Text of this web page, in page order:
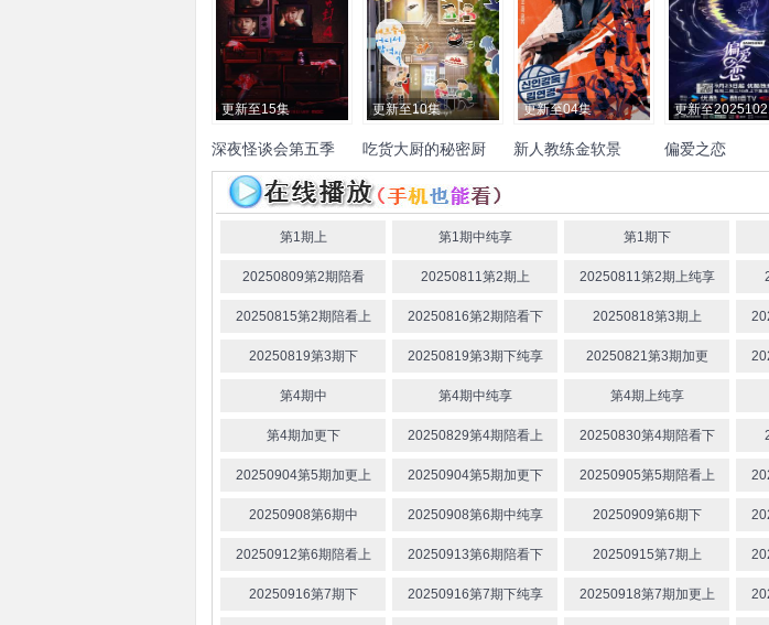
更新至15集
深夜怪谈会第五季
金九拉 金淑 金浩英 池艺
更新至10集
吃货大厨的秘密厨
房
尹男老 林泰訓 李大卫 尹
斗俊 金民成
更新至04集
新人教练金软景
金软景 夫胜宽
更新至
偏爱之恋
第1期上 第1期中纯享 第1期下
20250809第2期陪看 20250811第2期上 20250811第2期上纯享
20250815第2期陪看上 20250816第2期陪看下 20250818第3期上
20250819第3期下 20250819第3期下纯享 20250821第3期加更
第4期中 第4期中纯享 第4期上纯享
第4期加更下 20250829第4期陪看上 20250830第4期陪看下
20250904第5期加更上 20250904第5期加更下 20250905第5期陪看上
20250908第6期中 20250908第6期中纯享 20250909第6期下
20250912第6期陪看上 20250913第6期陪看下 20250915第7期上
20250916第7期下 20250916第7期下纯享 20250918第7期加更上